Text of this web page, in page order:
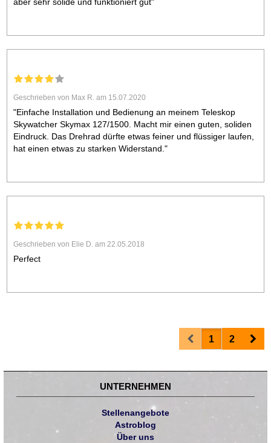
Geschrieben von Max R. am 15.07.2020
"Einfache Installation und Bedienung an meinem Teleskop
Skywatcher Skymax 127/1500. Macht mir einen guten, soliden
Eindruck. Das Drehrad dürfte etwas feiner und flüssiger laufen,
hat einen etwas zu starken Widerstand."
Geschrieben von Elie D. am 22.05.2018
Perfect
Prev1 2
UNTERNEHMEN
Stellenangebote
Astroblog
Über uns